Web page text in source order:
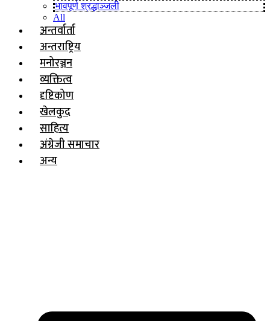
भावपूर्ण श्रद्धाञ्जली
All
अन्तर्वार्ता
अन्तराष्ट्रिय
मनोरञ्जन
व्यक्तित्व
दृष्टिकोण
खेलकुद
साहित्य
अंग्रेजी समाचार
अन्य